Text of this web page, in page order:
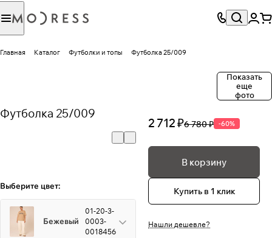
Главная Каталог Футболки и топы Футболка 25/009
Показать
еще
фото
Футболка 25/009
Выберите цвет:
Бежевый
01-20-3-
0003-
0018456
2 712 ₽6 780 ₽ -60%
В корзину
Купить в 1 клик
Нашли дешевле?